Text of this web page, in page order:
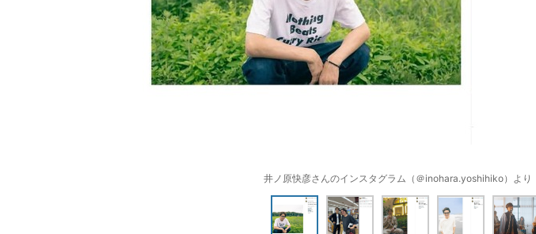
井ノ原快彦さんのインスタグラム（＠inohara.yoshihiko）より